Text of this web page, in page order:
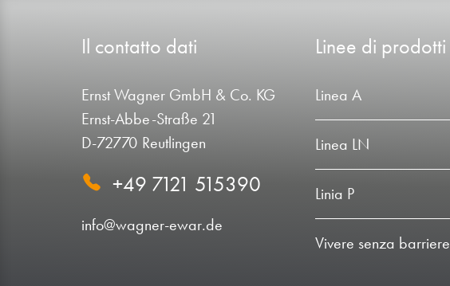
Il contatto dati
Ernst Wagner GmbH & Co. KG
Ernst-Abbe-Straße 21
D-72770 Reutlingen
+49 7121 515390
info@wagner-ewar.de
Linee di prodotti
Linea A
Linea LN
Linia P
Vivere senza barriere